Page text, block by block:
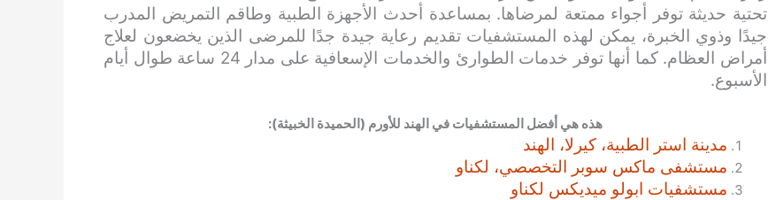
تحتية حديثة توفر أجواء ممتعة لمرضاها. بمساعدة أحدث الأجهزة الطبية وطاقم التمريض المدرب
جيدًا وذوي الخبرة، يمكن لهذه المستشفيات تقديم رعاية جيدة جدًا للمرضى الذين يخضعون لعلاج
أمراض العظام. كما أنها توفر خدمات الطوارئ والخدمات الإسعافية على مدار 24 ساعة طوال أيام
الأسبوع.
هذه هي أفضل المستشفيات في الهند للأورم (الحميدة الخبيثة):
مدينة استر الطبية، كيرلا، الهند
مستشفى ماكس سوبر التخصصي، لكناو
مستشفيات ابولو ميديكس لكناو